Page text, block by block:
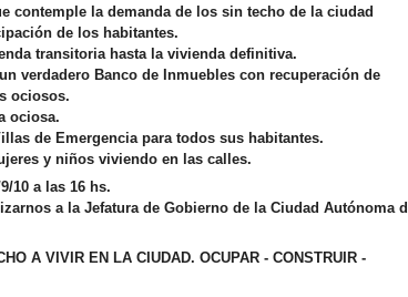
contemple la demanda de los sin techo de la ciudad
de los habitantes.
transitoria hasta la vivienda definitiva.
verdadero Banco de Inmuebles con recuperación de
ociosos.
ociosa.
de Emergencia para todos sus habitantes.
y niños viviendo en las calles.
10 a las 16 hs.
a la Jefatura de Gobierno de la Ciudad Autónoma
A VIVIR EN LA CIUDAD. OCUPAR - CONSTRUIR -